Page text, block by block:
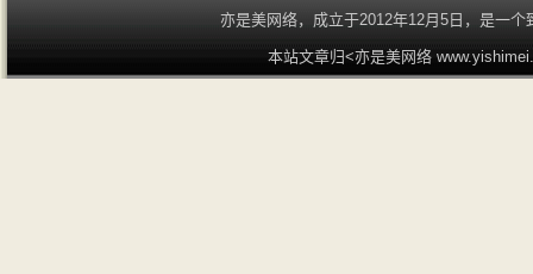
亦是美网络，成立于2012年12月5日，是一
本站文章归<亦是美网络